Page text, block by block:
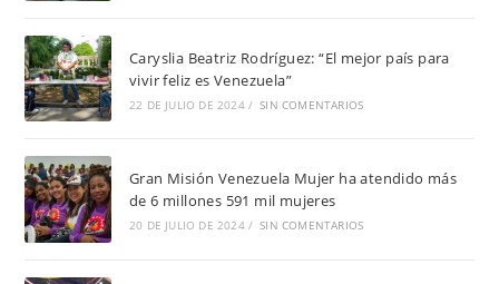
Caryslia Beatriz Rodríguez: “El mejor país para
vivir feliz es Venezuela”
22 DE JULIO DE 2024 / SIN COMENTARIOS
Gran Misión Venezuela Mujer ha atendido más
de 6 millones 591 mil mujeres
20 DE JULIO DE 2024 / SIN COMENTARIOS